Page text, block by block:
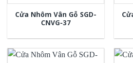
Cửa Nhôm Vân Gỗ SGD-
CNVG-37